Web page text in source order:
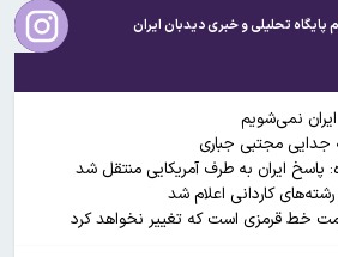
تحلیلی و خبریدیدبان ایران
نمی‌شویم
مجتبی جباری
پاسخ ایران به طرف آمریکایی منتقل شد
کاردانی اعلام شد
خط قرمزی است که تغییر نخواهد کرد